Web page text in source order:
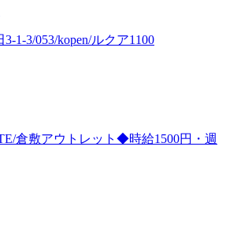
1-3/053/kopen/ルクア1100
倉敷アウトレット◆時給1500円・週